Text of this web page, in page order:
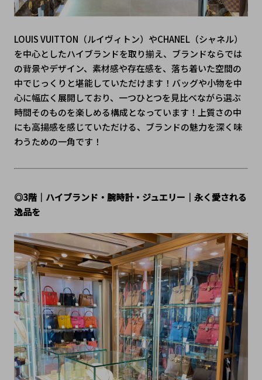
LOUIS VUITTON（ルイヴィトン）やCHANEL（シャネル）
を中心としたハイブランドを取り揃え、ブランドならでは
の背景やデザイン、素材感や存在感を、落ち着いた空間の
中でじっくりと堪能していただけます！バッグや小物を中
心に幅広く展開しており、一つひとつを見比べながら選ぶ
時間そのものを楽しめる構成となっています！上質さの中
にも高揚感を感じていただける、ブランドの魅力を深く味
わうための一角です！
◎3階｜ハイブランド・腕時計・ジュエリー｜永く愛される
逸品を